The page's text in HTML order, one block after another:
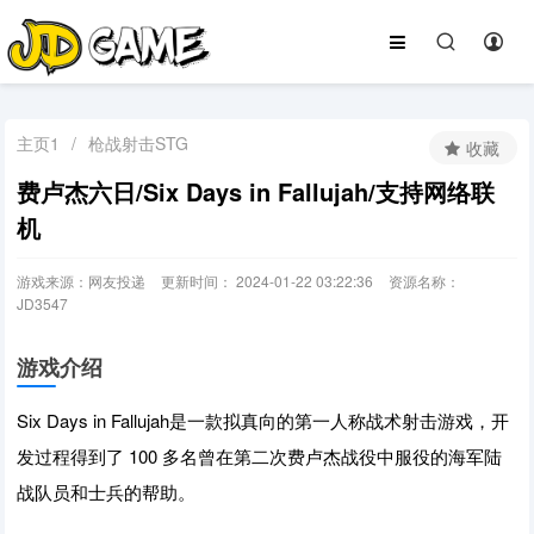
主页1 / 枪战射击STG
费卢杰六日/Six Days in Fallujah/支持网络联
机
游戏来源：网友投递 更新时间： 2024-01-22 03:22:36
资源名称：
JD3547
收藏
游戏介绍
Six Days in Fallujah是一款拟真向的第一人称战术射击游戏，开
发过程得到了 100 多名曾在第二次费卢杰战役中服役的海军陆
战队员和士兵的帮助。